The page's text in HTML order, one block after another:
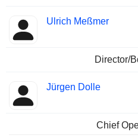
Ulrich Meßmer
Director/
Jürgen Dolle
Chief